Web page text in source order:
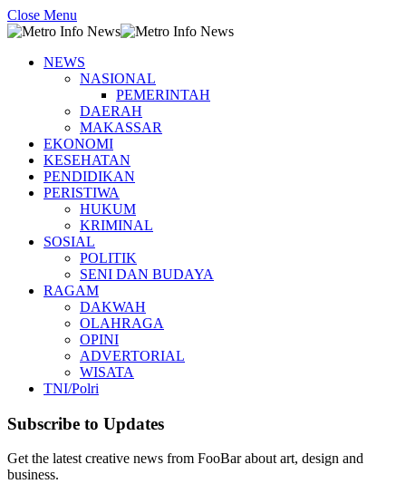
Close Menu
NEWS
NASIONAL
PEMERINTAH
DAERAH
MAKASSAR
EKONOMI
KESEHATAN
PENDIDIKAN
PERISTIWA
HUKUM
KRIMINAL
SOSIAL
POLITIK
SENI DAN BUDAYA
RAGAM
DAKWAH
OLAHRAGA
OPINI
ADVERTORIAL
WISATA
TNI/Polri
Subscribe to Updates
Get the latest creative news from FooBar about art, design and
business.